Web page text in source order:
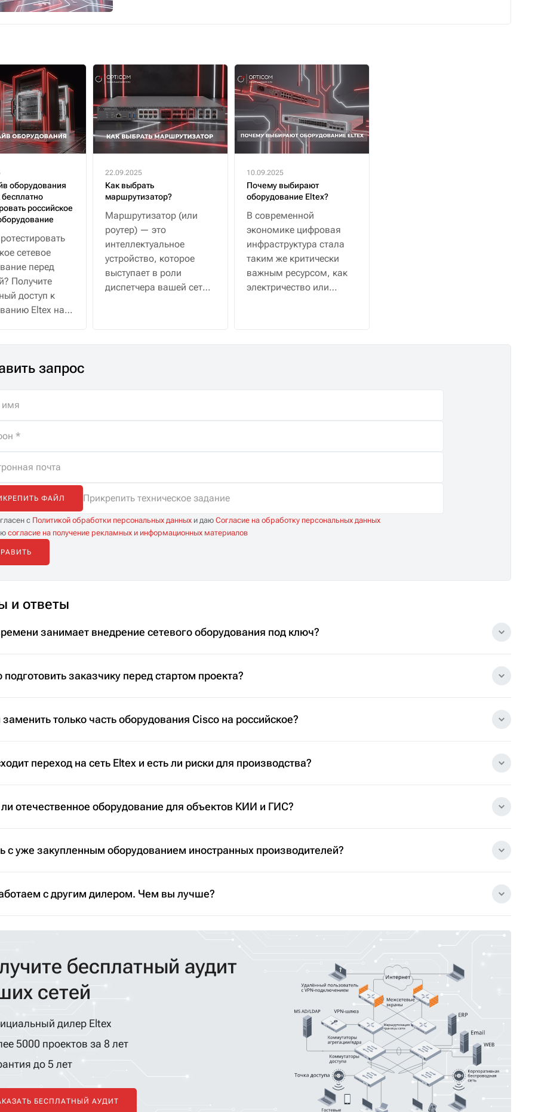
оборудования
бесплатно
российское
сетевое
перед
Получите
доступ к
Eltex на
бесплатная
22.09.2025
Как выбрать
маршрутизатор?
Маршрутизатор (или
роутер) — это
интеллектуальное
устройство, которое
выступает в роли
диспетчера вашей сети.
10.09.2025
Почему выбирают
оборудование Eltex?
В современной
экономике цифровая
инфраструктура стала
таким же критически
важным ресурсом, как
электричество или
запрос
ФАЙЛ Прикрепить техническое задание
с Политикой обработки персональных данных и даюСогласие на обработку персональных данных
согласие на получение рекламных и информационных материалов
и ответы
занимает внедрение сетевого оборудования под ключ?
заказчику перед стартом проекта?
только часть оборудования Cisco на российское?
переход на сеть Eltex и есть ли риски для производства?
отечественное оборудование для объектов КИИ и ГИС?
с уже закупленным оборудованием иностранных производителей?
с другим дилером. Чем вы лучше?
бесплатный аудит
сетей
дилер Eltex
5000 проектов за 8 лет
до 5 лет
БЕСПЛАТНЫЙ АУДИТ